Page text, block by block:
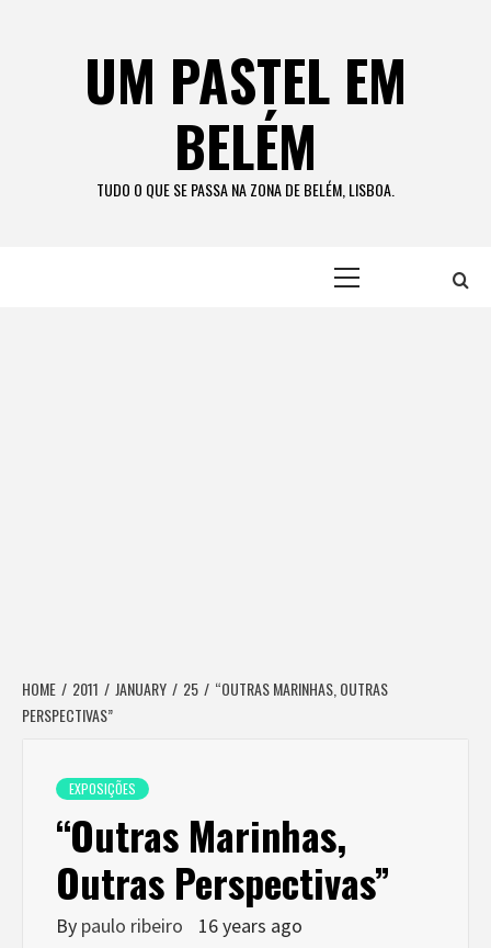
UM PASTEL EM
BELÉM
TUDO O QUE SE PASSA NA ZONA DE BELÉM, LISBOA.
HOME 2011 JANUARY 25
“OUTRAS MARINHAS, OUTRAS
PERSPECTIVAS”
EXPOSIÇÕES
“Outras Marinhas,
Outras Perspectivas”
By paulo ribeiro 16 years ago